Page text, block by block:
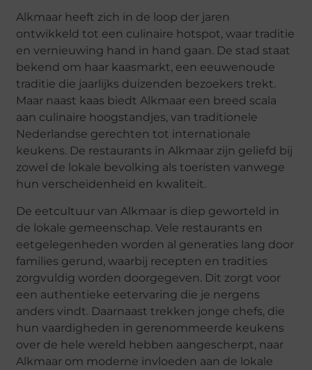
Alkmaar heeft zich in de loop der jaren
ontwikkeld tot een culinaire hotspot, waar traditie
en vernieuwing hand in hand gaan. De stad staat
bekend om haar kaasmarkt, een eeuwenoude
traditie die jaarlijks duizenden bezoekers trekt.
Maar naast kaas biedt Alkmaar een breed scala
aan culinaire hoogstandjes, van traditionele
Nederlandse gerechten tot internationale
keukens. De restaurants in Alkmaar zijn geliefd bij
zowel de lokale bevolking als toeristen vanwege
hun verscheidenheid en kwaliteit.
De eetcultuur van Alkmaar is diep geworteld in
de lokale gemeenschap. Vele restaurants en
eetgelegenheden worden al generaties lang door
families gerund, waarbij recepten en tradities
zorgvuldig worden doorgegeven. Dit zorgt voor
een authentieke eetervaring die je nergens
anders vindt. Daarnaast trekken jonge chefs, die
hun vaardigheden in gerenommeerde keukens
over de hele wereld hebben aangescherpt, naar
Alkmaar om moderne invloeden aan de lokale